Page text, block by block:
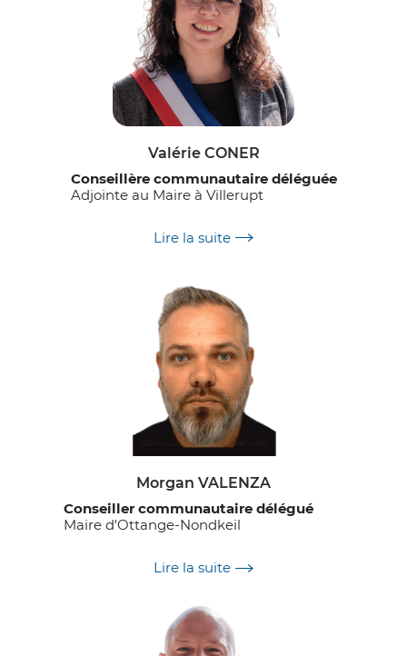
Valérie CONER
Conseillère communautaire déléguée
Adjointe au Maire à Villerupt
Projet culturel
Lire la suite
Morgan VALENZA
Conseiller communautaire délégué
Maire d'Ottange-Nondkeil
Plan intercommunal de sauvegarde
Lire la suite